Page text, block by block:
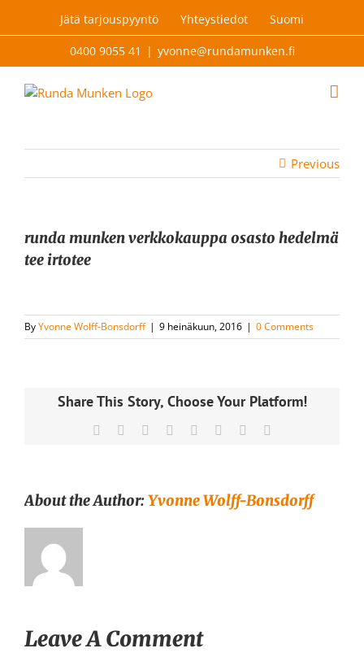
Jätä tarjouspyyntö Yhteystiedot Suomi
0400 9055 41 | yvonne@rundamunken.fi
Previous
runda munken verkkokauppa osasto hedelmä
tee irtotee
ByYvonne Wolff-Bonsdorff | 9 heinäkuun, 2016 | 0 Comments
Share This Story, Choose Your Platform!
Facebook Reddit LinkedIn
TumblrPinterest
About the Author:Yvonne Wolff-Bonsdorff
Leave A Comment